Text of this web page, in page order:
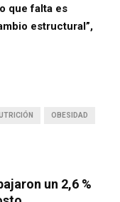
que falta es
estructural”,
OBESIDAD
un 2,6 %